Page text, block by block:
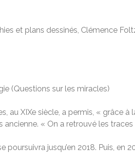
et plans dessinés, Clémence
(Questions sur les miracles)
XIXe siècle, a permis, « grâce à
« On a retrouvé les
poursuivra jusqu’en 2018. Puis, en